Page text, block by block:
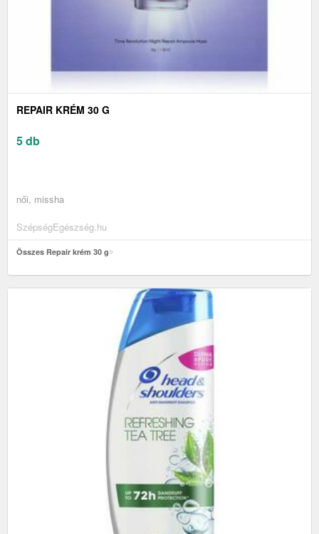
REPAIR KRÉM 30 G
5 db
női, missha
SzépségEgészség.hu
Összes Repair krém 30 g